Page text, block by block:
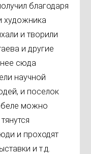
благодаря
художника
и творили
и другие
сюда
научной
и поселок
можно
и проходят
и т.д.